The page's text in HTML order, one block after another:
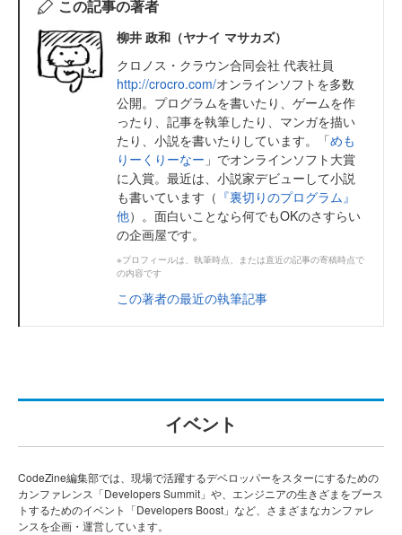
この記事の著者
柳井 政和（ヤナイ マサカズ）
クロノス・クラウン合同会社 代表社員
http://crocro.com/オンラインソフトを多数
公開。プログラムを書いたり、ゲームを作
ったり、記事を執筆したり、マンガを描い
たり、小説を書いたりしています。「めも
りーくりーなー 」でオンラインソフト大賞
に入賞。最近は、小説家デビューして小説
も書いています（ 『裏切りのプログラム』
他）。面白いことなら何でもOKのさすらい
の企画屋です。
※プロフィールは、執筆時点、または直近の記事の寄稿時点で
の内容です
この著者の最近の執筆記事
イベント
CodeZine編集部では、現場で活躍するデベロッパーをスターにするための
カンファレンス「Developers Summit」や、エンジニアの生きざまをブース
トするためのイベント「Developers Boost」など、さまざまなカンファレ
ンスを企画・運営しています。